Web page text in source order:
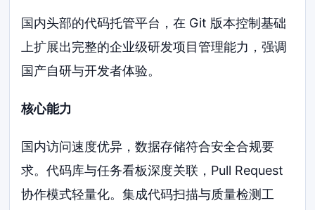
国内头部的代码托管平台，在 Git 版本控制基础
上扩展出完整的企业级研发项目管理能力，强调
国产自研与开发者体验。
核心能力
国内访问速度优异，数据存储符合安全合规要
求。代码库与任务看板深度关联，Pull Request
协作模式轻量化。集成代码扫描与质量检测工